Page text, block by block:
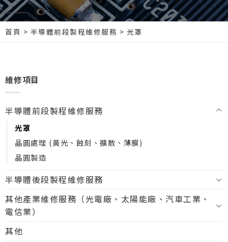
首頁 > 半導體前段製程維修服務 > 光罩
維修項目
半導體前段製程維修服務
光罩
晶圓處理 (黃光、蝕刻、擴散、薄膜)
晶圓製造
半導體後段製程維修服務
其他產業維修服務（光電廠、太陽能廠、汽車工業、
電信業）
其他